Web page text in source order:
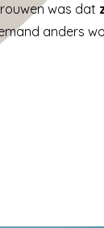
was dat
anders